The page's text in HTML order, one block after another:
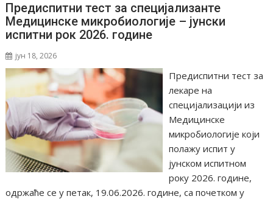
Предиспитни тест за специјализанте
Медицинске микробиологије – jунски
испитни рок 2026. године
јун 18, 2026
Предиспитни тест за
лекаре на
специјализацији из
Медицинске
микробиологије који
полажу испит у
јунском испитном
року 2026. године,
одржаће се у петак, 19.06.2026. године, са почетком у